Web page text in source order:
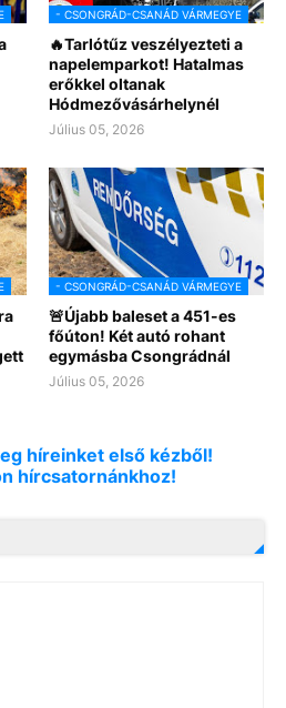
- CSONGRÁD-CSANÁD VÁRMEGYE
🔥Tarlótűz veszélyezteti a
napelemparkot! Hatalmas
erőkkel oltanak
Hódmezővásárhelynél
Július 05, 2026
- CSONGRÁD-CSANÁD VÁRMEGYE
🚨Újabb baleset a 451-es
főúton! Két autó rohant
egymásba Csongrádnál
Július 05, 2026
híreinket első kézből!
hírcsatornánkhoz!